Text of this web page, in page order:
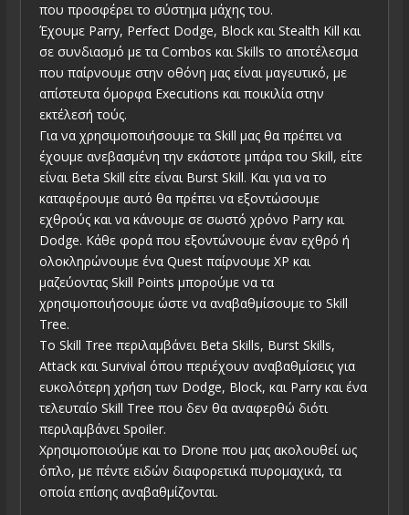
που προσφέρει το σύστημα μάχης του.
Έχουμε Parry, Perfect Dodge, Block και Stealth Kill και
σε συνδιασμό με τα Combos και Skills το αποτέλεσμα
που παίρνουμε στην οθόνη μας είναι μαγευτικό, με
απίστευτα όμορφα Executions και ποικιλία στην
εκτέλεσή τούς.
Για να χρησιμοποιήσουμε τα Skill μας θα πρέπει να
έχουμε ανεβασμένη την εκάστοτε μπάρα του Skill, είτε
είναι Beta Skill είτε είναι Burst Skill. Και για να το
καταφέρουμε αυτό θα πρέπει να εξοντώσουμε
εχθρούς και να κάνουμε σε σωστό χρόνο Parry και
Dodge. Κάθε φορά που εξοντώνουμε έναν εχθρό ή
ολοκληρώνουμε ένα Quest παίρνουμε XP και
μαζεύοντας Skill Points μπορούμε να τα
χρησιμοποιήσουμε ώστε να αναβαθμίσουμε το Skill
Tree.
Το Skill Tree περιλαμβάνει Beta Skills, Burst Skills,
Attack και Survival όπου περιέχουν αναβαθμίσεις για
ευκολότερη χρήση των Dodge, Block, και Parry και ένα
τελευταίο Skill Tree που δεν θα αναφερθώ διότι
περιλαμβάνει Spoiler.
Χρησιμοποιούμε και το Drone που μας ακολουθεί ως
όπλο, με πέντε ειδών διαφορετικά πυρομαχικά, τα
οποία επίσης αναβαθμίζονται.